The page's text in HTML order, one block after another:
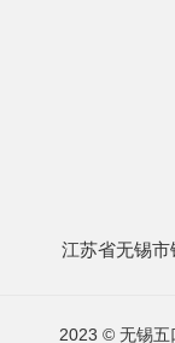
江苏省无锡
2023 © 无锡五